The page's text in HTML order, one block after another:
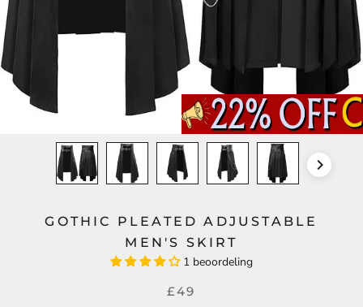
GOTHIC PLEATED ADJUSTABLE
MEN'S SKIRT
1 beoordeling
£49